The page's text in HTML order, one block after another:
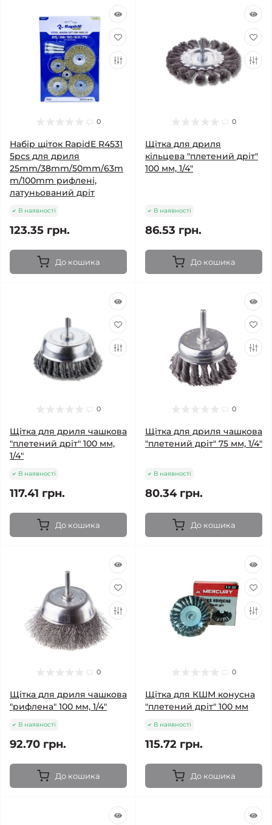
0
Набір щіток RapidE R4531
5pcs для дриля
25mm/38mm/50mm/63m
m/100mm рифлені,
латуньований дріт
В наявності
123.35 грн.
До кошика
0
Щітка для дриля
кільцева "плетений дріт"
100 мм, 1/4"
В наявності
86.53 грн.
До кошика
0
Щітка для дриля чашкова
"плетений дріт" 100 мм,
1/4"
В наявності
117.41 грн.
До кошика
0
Щітка для дриля чашкова
"плетений дріт" 75 мм, 1/4"
В наявності
80.34 грн.
До кошика
0
Щітка для дриля чашкова
"рифлена" 100 мм, 1/4"
В наявності
92.70 грн.
До кошика
0
Щітка для КШМ конусна
"плетений дріт" 100 мм
В наявності
115.72 грн.
До кошика